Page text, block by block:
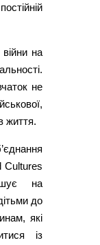
на
не
життя.
Cultures
на
до
які
із